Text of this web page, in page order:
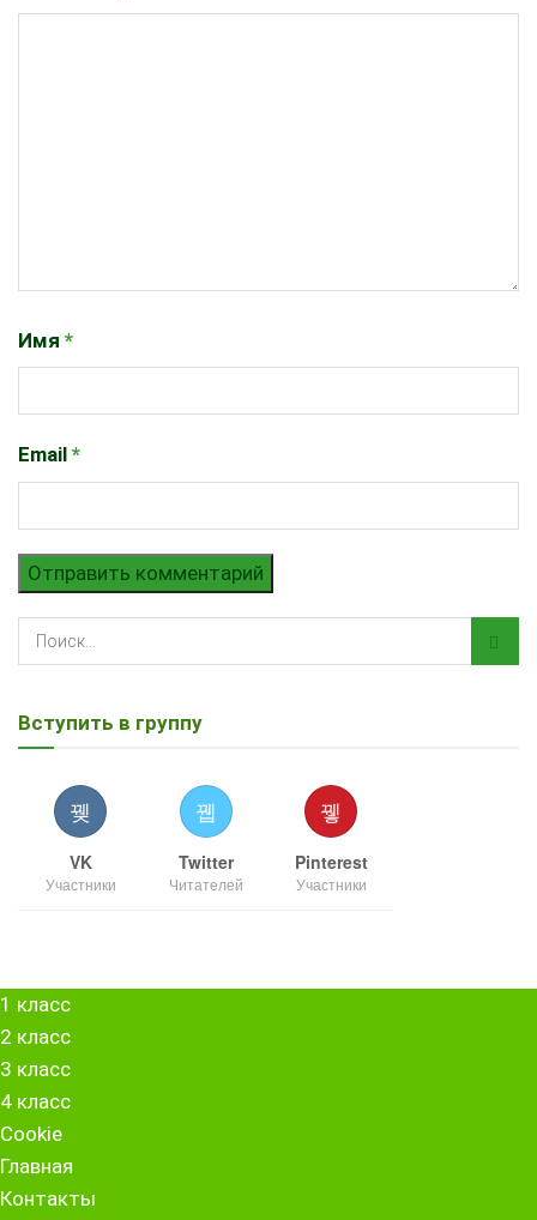
Имя *
Email *
Вступить в группу
VK
Участники
Twitter
Читателей
Pinterest
Участники
1 класс
2 класс
3 класс
4 класс
Cookie
Главная
Контакты